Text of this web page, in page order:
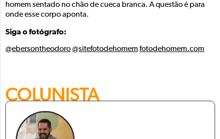
homem sentado no chão de cueca branca. A questão é para
onde esse corpo aponta.
Siga o fotógrafo:
@ebersontheodoro@sitefotodehomem fotodehomem.com
COLUNISTA